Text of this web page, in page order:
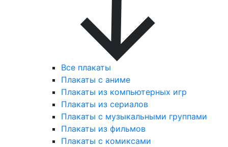
Все плакаты
Плакаты с аниме
Плакаты из компьютерных игр
Плакаты из сериалов
Плакаты с музыкальными группами
Плакаты из фильмов
Плакаты с комиксами